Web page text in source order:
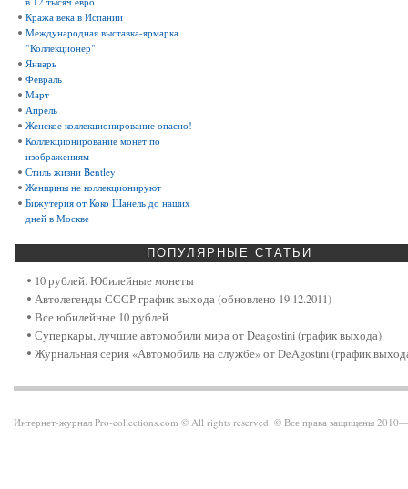
Кража века в Испании
Международная выставка-ярмарка
"Коллекционер"
Январь
Февраль
Март
Апрель
Женское коллекционирование опасно!
Коллекционирование монет по
изображениям
Стиль жизни Bentley
Женщины не коллекционируют
Бижутерия от Коко Шанель до наших
дней в Москве
ПОПУЛЯРНЫЕ СТАТЬИ
10 рублей. Юбилейные монеты
Автолегенды СССР график выхода (обновлено 19.12.2011)
Все юбилейные 10 рублей
Суперкары, лучшие автомобили мира от Deagostini (график выхода)
Журнальная серия «Автомобиль на службе» от DeAgostini (график
Интернет-журнал Pro-collections.com © All rights reserved. © Все права защищены